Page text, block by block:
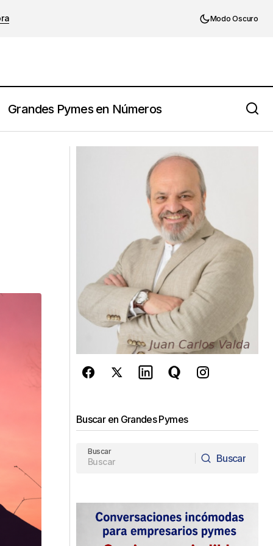
Modo Oscuro
Grandes Pymes en Números
puedes controlar
Buscar en Grandes Pymes
Buscar
Buscar